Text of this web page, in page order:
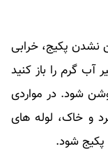
پکیج، خرابی
گرم را باز کنید
شود. در مواردی
و خاک، لوله های
شود.